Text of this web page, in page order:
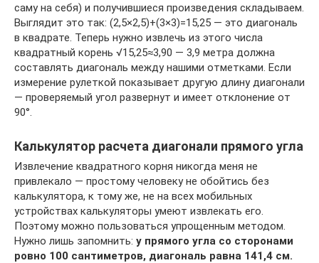
саму на себя) и получившиеся произведения складываем.
Выглядит это так: (2,5×2,5)+(3×3)=15,25 — это диагональ
в квадрате. Теперь нужно извлечь из этого числа
квадратный корень √15,25≈3,90 — 3,9 метра должна
составлять диагональ между нашими отметками. Если
измерение рулеткой показывает другую длину диагонали
— проверяемый угол развернут и имеет отклонение от
90°.
Калькулятор расчета диагонали прямого угла
Извлечение квадратного корня никогда меня не
привлекало — простому человеку не обойтись без
калькулятора, к тому же, не на всех мобильных
устройствах калькуляторы умеют извлекать его.
Поэтому можно пользоваться упрощенным методом.
Нужно лишь запомнить: у прямого угла со сторонами
ровно 100 сантиметров, диагональ равна 141,4 см.